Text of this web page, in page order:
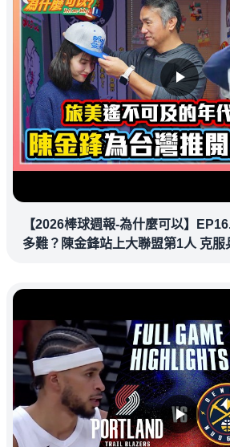
【2026棒球週報-為什麼可以】
多難？陳金鋒站上大聯盟第1人 克服